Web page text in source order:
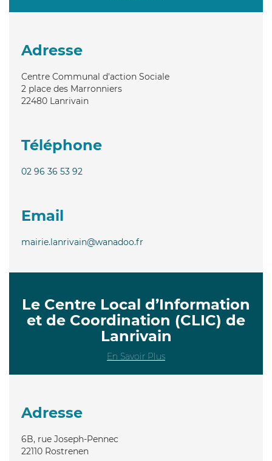
Adresse
Centre Communal d'action Sociale
2 place des Marronniers
22480 Lanrivain
Téléphone
02 96 36 53 92
Email
mairie.lanrivain@wanadoo.fr
Le Centre Local d’Information
et de Coordination (CLIC) de
Lanrivain
En Savoir Plus
Adresse
6B, rue Joseph-Pennec
22110 Rostrenen